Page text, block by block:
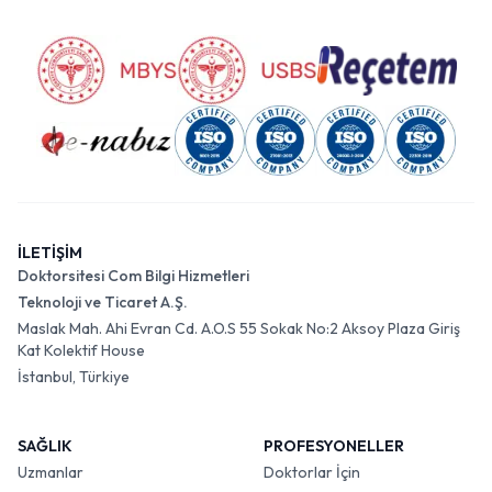
İLETİŞİM
Doktorsitesi Com Bilgi Hizmetleri
Teknoloji ve Ticaret A.Ş.
Maslak Mah. Ahi Evran Cd. A.O.S 55 Sokak No:2 Aksoy Plaza Giriş
Kat Kolektif House
İstanbul, Türkiye
SAĞLIK
Uzmanlar
PROFESYONELLER
Doktorlar İçin